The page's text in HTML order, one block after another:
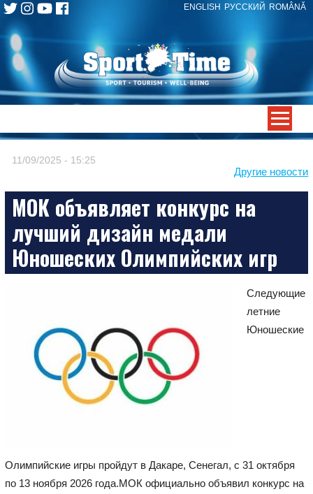
ENGLISH РУССКИЙ ROMÂNĂ
Skip
content
Другие новости
11/09/2025 - 15:25
МОК объявляет конкурс на
лучший дизайн медали
Юношеских Олимпийских игр
Следующие
летние
Юношеские
Олимпийские игры пройдут в Дакаре, Сенегал, с 31 октября
по 13 ноября 2026 года.МОК официально объявил конкурс на